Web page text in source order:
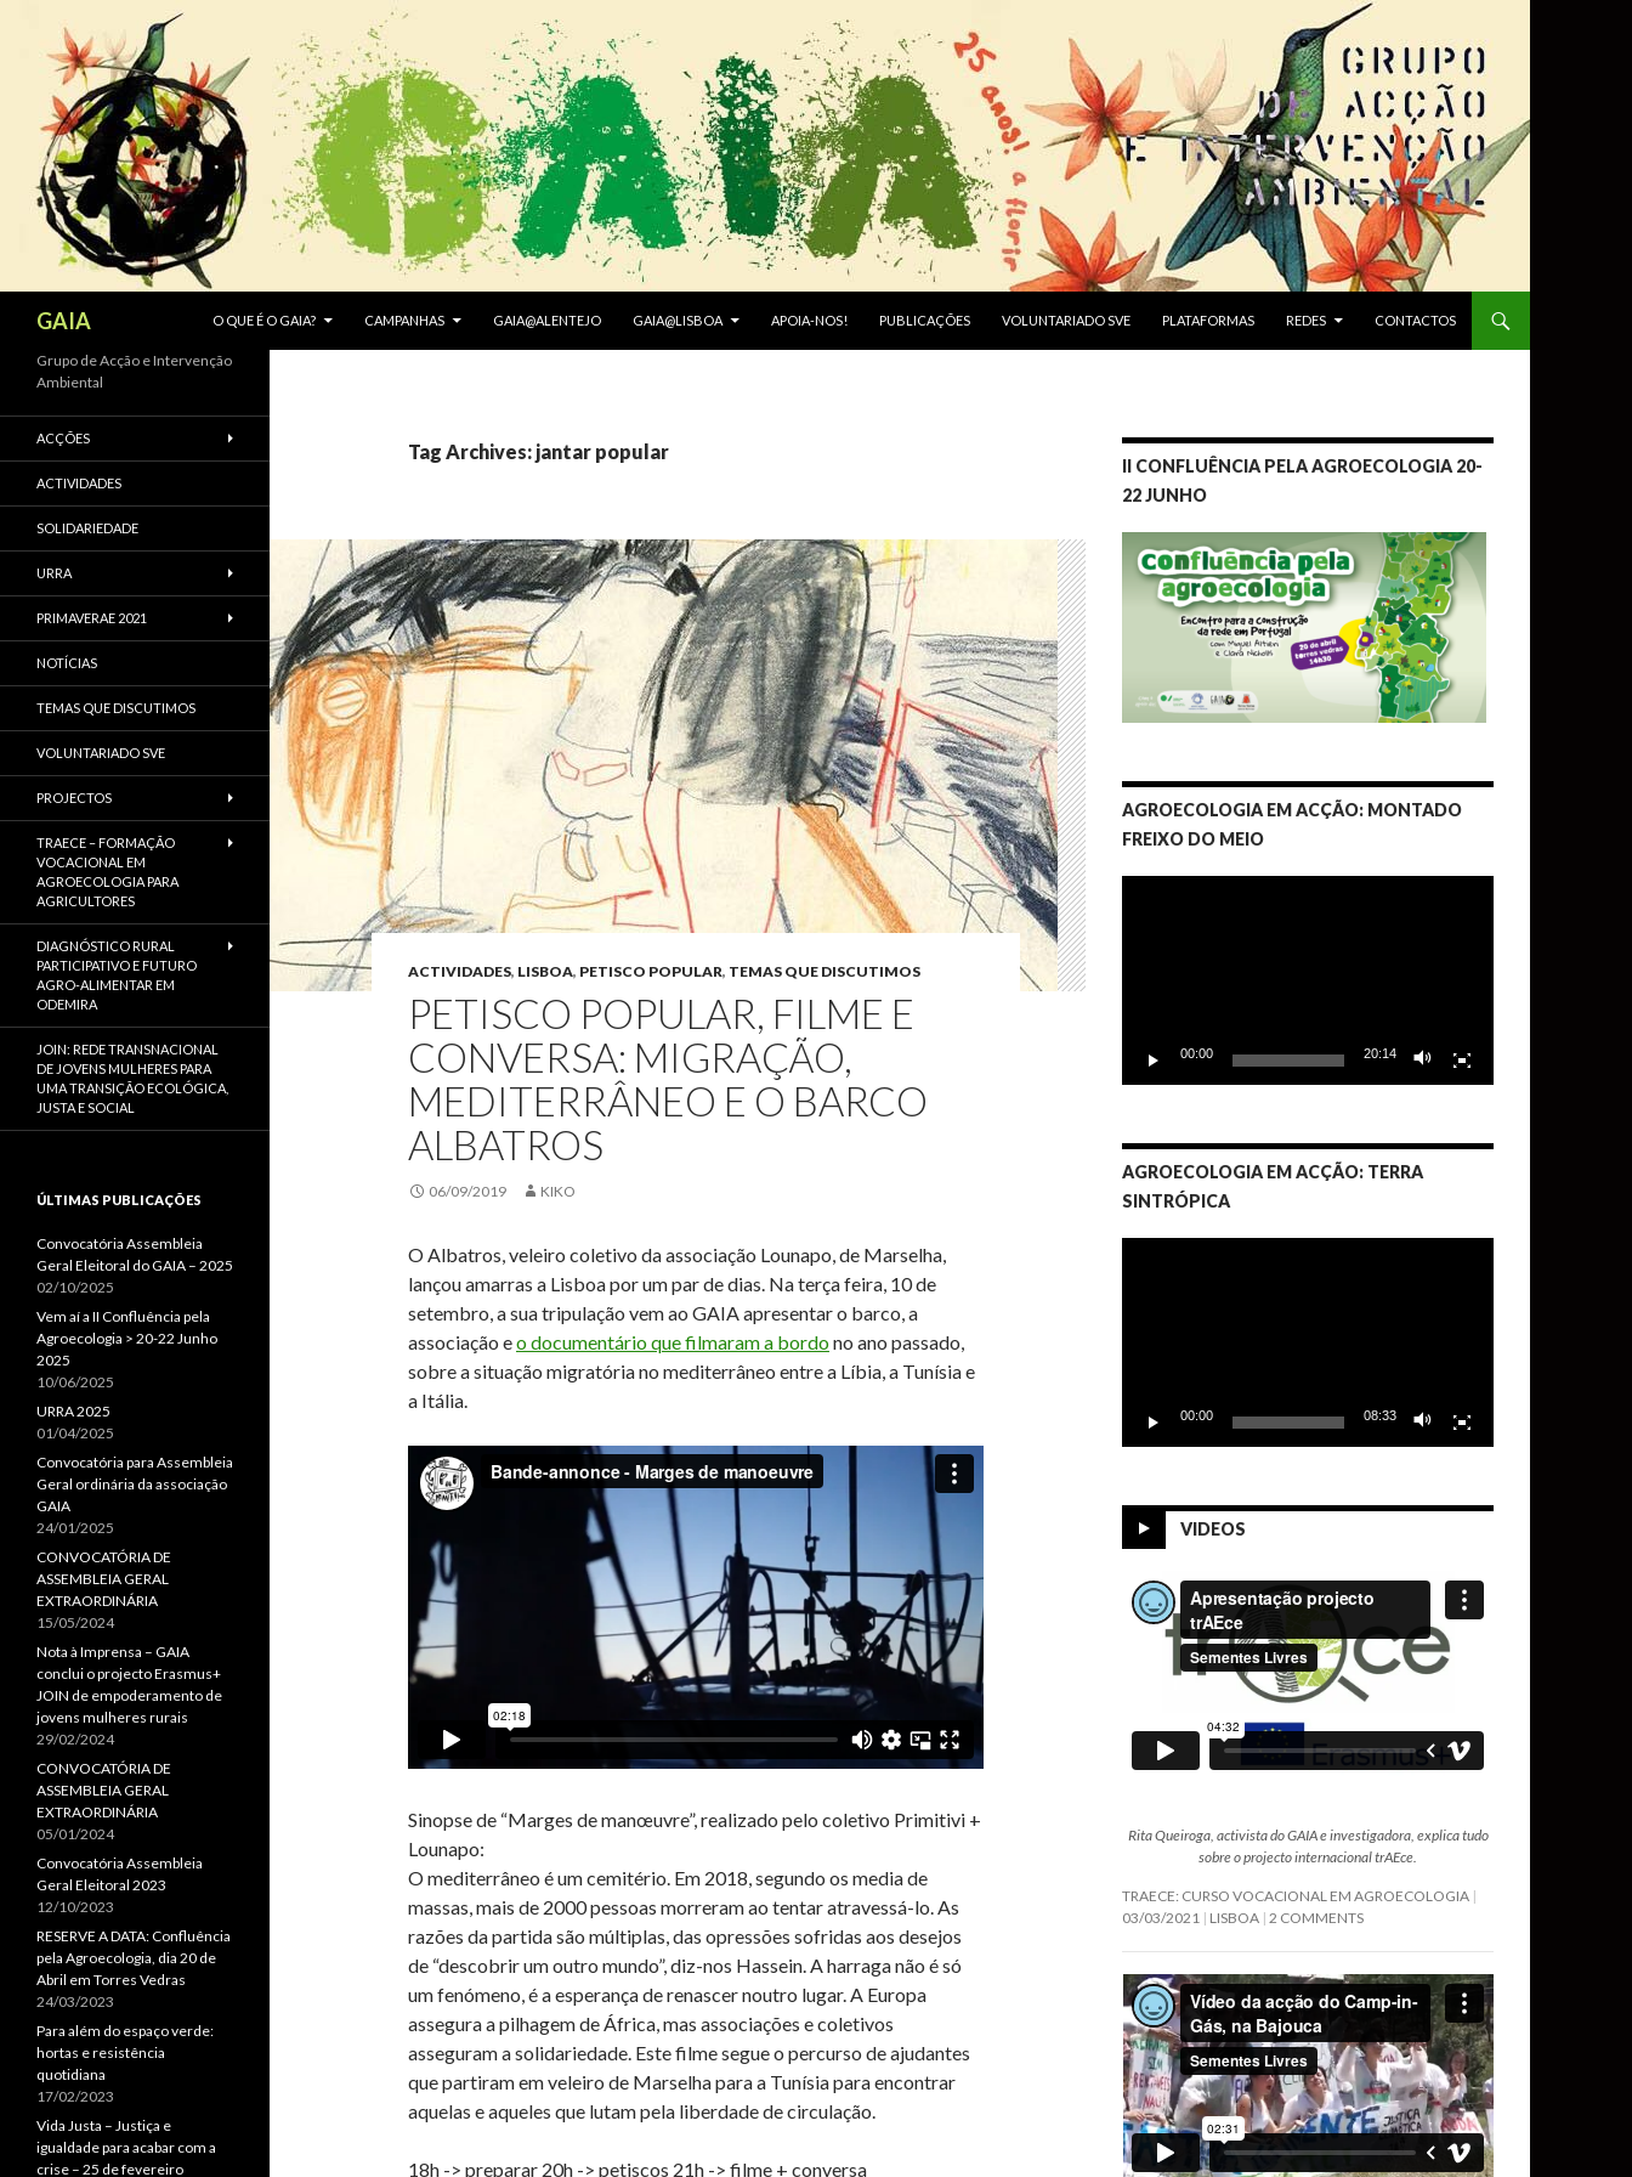
GAIA
O QUE É O GAIA?
CAMPANHAS GAIA@ALENTEJO GAIA@LISBOA APOIA-NOS! PUBLICAÇÕES VOLUNTARIADO SVE PLATAFORMAS REDES CONTACTOS
Tag Archives: jantar popular
ACTIVIDADES, LISBOA, PETISCO POPULAR, TEMAS QUE DISCUTIMOS
PETISCO POPULAR, FILME E
CONVERSA: MIGRAÇÃO,
MEDITERRÂNEO E O BARCO
ALBATROS
06/09/2019 KIKO
O Albatros, veleiro coletivo da associação Lounapo, de Marselha,
lançou amarras a Lisboa por um par de dias. Na terça feira, 10 de
setembro, a sua tripulação vem ao GAIA apresentar o barco, a
associação eo documentário que filmaram a bordono ano passado,
sobre a situação migratória no mediterrâneo entre a Líbia, a Tunísia e
a Itália.
Sinopse de “Marges de manœuvre”, realizado pelo coletivo Primitivi +
Lounapo:
O mediterrâneo é um cemitério. Em 2018, segundo os media de
massas, mais de 2000 pessoas morreram ao tentar atravessá-lo. As
razões da partida são múltiplas, das opressões sofridas aos desejos
de “descobrir um outro mundo”, diz-nos Hassein. A harraga não é só
um fenómeno, é a esperança de renascer noutro lugar. A Europa
assegura a pilhagem de África, mas associações e coletivos
asseguram a solidariedade. Este filme segue o percurso de ajudantes
que partiram em veleiro de Marselha para a Tunísia para encontrar
aquelas e aqueles que lutam pela liberdade de circulação.
18h -> preparar 20h -> petiscos 21h -> filme + conversa
II CONFLUÊNCIA PELA AGROECOLOGIA 20-
22 JUNHO
AGROECOLOGIA EM ACÇÃO: MONTADO
FREIXO DO MEIO
00:00 20:14
AGROECOLOGIA EM ACÇÃO: TERRA
SINTRÓPICA
00:00 08:33
VIDEOS
Rita Queiroga, activista do GAIA e investigadora, explica tudo
sobre o projecto internacional trAEce.
TRAECE: CURSO VOCACIONAL EM AGROECOLOGIA
03/03/2021 LISBOA 2 COMMENTS
Grupo de Acção e Intervenção
Ambiental
ACÇÕES
ACTIVIDADES
SOLIDARIEDADE
URRA
PRIMAVERAE 2021
NOTÍCIAS
TEMAS QUE DISCUTIMOS
VOLUNTARIADO SVE
PROJECTOS
TRAECE – FORMAÇÃO
VOCACIONAL EM
AGROECOLOGIA PARA
AGRICULTORES
DIAGNÓSTICO RURAL
PARTICIPATIVO E FUTURO
AGRO-ALIMENTAR EM
ODEMIRA
JOIN: REDE TRANSNACIONAL
DE JOVENS MULHERES PARA
UMA TRANSIÇÃO ECOLÓGICA,
JUSTA E SOCIAL
ÚLTIMAS PUBLICAÇÕES
Convocatória Assembleia
Geral Eleitoral do GAIA – 2025
02/10/2025
Vem aí a II Confluência pela
Agroecologia > 20-22 Junho
2025
10/06/2025
URRA 2025
01/04/2025
Convocatória para Assembleia
Geral ordinária da associação
GAIA
24/01/2025
CONVOCATÓRIA DE
ASSEMBLEIA GERAL
EXTRAORDINÁRIA
15/05/2024
Nota à Imprensa – GAIA
conclui o projecto Erasmus+
JOIN de empoderamento de
jovens mulheres rurais
29/02/2024
CONVOCATÓRIA DE
ASSEMBLEIA GERAL
EXTRAORDINÁRIA
05/01/2024
Convocatória Assembleia
Geral Eleitoral 2023
12/10/2023
RESERVE A DATA: Confluência
pela Agroecologia, dia 20 de
Abril em Torres Vedras
24/03/2023
Para além do espaço verde:
hortas e resistência
quotidiana
17/02/2023
Vida Justa – Justiça e
igualdade para acabar com a
crise – 25 de fevereiro